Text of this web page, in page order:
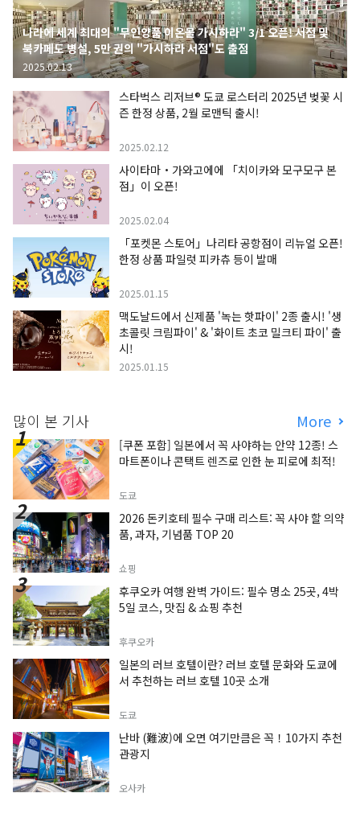
나라에 세계 최대의 "무인양품 이온몰 가시하라" 3/1 오픈! 서점 및
북카페도 병설, 5만 권의 "가시하라 서점"도 출점
2025.02.13
스타벅스 리저브® 도쿄 로스터리 2025년 벚꽃 시
즌 한정 상품, 2월 로맨틱 출시!
2025.02.12
사이타마・가와고에에 「치이카와 모구모구 본
점」이 오픈!
2025.02.04
「포켓몬 스토어」나리타 공항점이 리뉴얼 오픈!
한정 상품 파일럿 피카츄 등이 발매
2025.01.15
맥도날드에서 신제품 '녹는 핫파이' 2종 출시! '생
초콜릿 크림파이' & '화이트 초코 밀크티 파이' 출
시!
2025.01.15
많이 본 기사 More
[쿠폰 포함] 일본에서 꼭 사야하는 안약 12종! 스
마트폰이나 콘택트 렌즈로 인한 눈 피로에 최적!
도쿄
2026 돈키호테 필수 구매 리스트: 꼭 사야 할 의약
품, 과자, 기념품 TOP 20
쇼핑
후쿠오카 여행 완벽 가이드: 필수 명소 25곳, 4박
5일 코스, 맛집 & 쇼핑 추천
후쿠오카
일본의 러브 호텔이란? 러브 호텔 문화와 도쿄에
서 추천하는 러브 호텔 10곳 소개
도쿄
난바 (難波)에 오면 여기만큼은 꼭！10가지 추천
관광지
오사카